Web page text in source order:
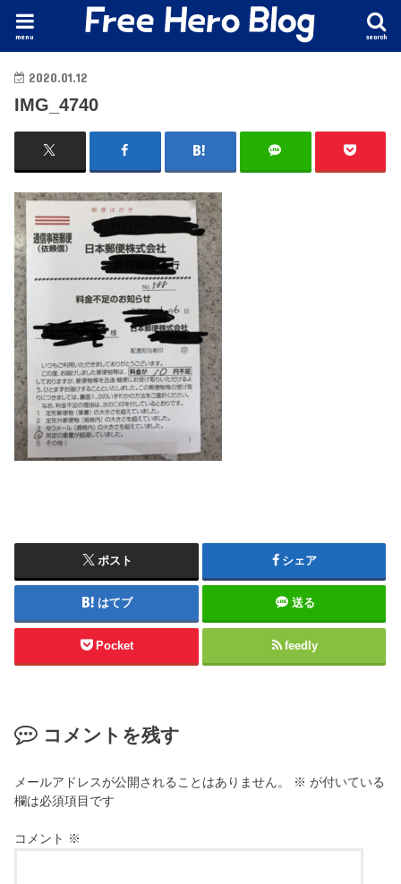
search
menu
2020.01.12
IMG_4740
ポスト シェア
はてブ 送る
Pocket feedly
コメントを残す
メールアドレスが公開されることはありません。 ※ が付いている
欄は必須項目です
コメント ※